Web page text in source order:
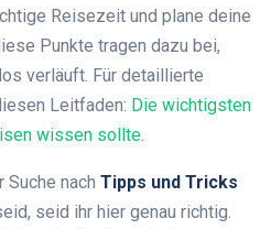
Reisezeit und plane deine
Punkte tragen dazu bei,
verläuft. Für detaillierte
Leitfaden: Die wichtigsten
wissen sollte
Suche nach Tipps und Tricks
seid ihr hier genau richtig.